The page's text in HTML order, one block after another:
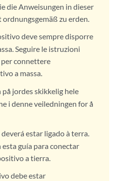
die Anweisungen in dieser
zu erden.
deve sempre disporre
Seguire le istruzioni
connettere
a massa.
jordes skikkelig hele
i denne veiledningen for å
estar ligado à terra.
guía para conectar
a tierra.
debe estar